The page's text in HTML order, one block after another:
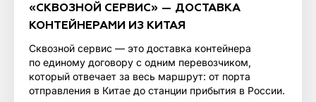
«СКВОЗНОЙ СЕРВИС» — ДОСТАВКА
КОНТЕЙНЕРАМИ ИЗ КИТАЯ
Сквозной сервис — это доставка контейнера
по единому договору с одним перевозчиком,
который отвечает за весь маршрут: от порта
отправления в Китае до станции прибытия в России.